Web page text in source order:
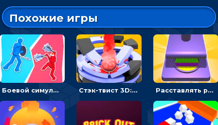
Похожие игры
Боевой симулятор 3D: повтори позу рыцаря и победи врага Стэк-твист 3D: тапай по шарику, чтобы разбивать платформы Расставлять резиновые кубики, чтобы делать поп-ит - гиперказуальные